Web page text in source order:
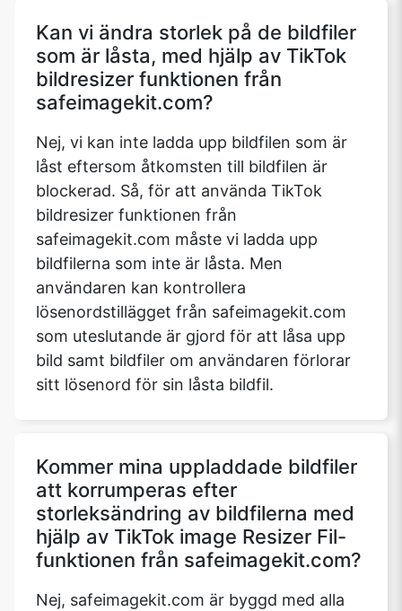
Kan vi ändra storlek på de bildfiler
som är låsta, med hjälp av TikTok
bildresizer funktionen från
safeimagekit.com?
Nej, vi kan inte ladda upp bildfilen som är
låst eftersom åtkomsten till bildfilen är
blockerad. Så, för att använda TikTok
bildresizer funktionen från
safeimagekit.com måste vi ladda upp
bildfilerna som inte är låsta. Men
användaren kan kontrollera
lösenordstillägget från safeimagekit.com
som uteslutande är gjord för att låsa upp
bild samt bildfiler om användaren förlorar
sitt lösenord för sin låsta bildfil.
Kommer mina uppladdade bildfiler
att korrumperas efter
storleksändring av bildfilerna med
hjälp av TikTok image Resizer Fil-
funktionen från safeimagekit.com?
Nej, safeimagekit.com är byggd med alla